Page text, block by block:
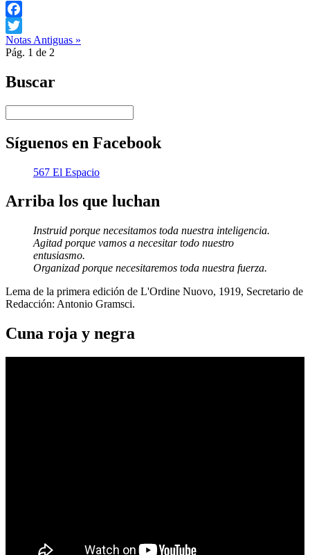
Facebook
Twitter
Notas Antiguas »
Pág. 1 de 2
Buscar
Síguenos en Facebook
567 El Espacio
Arriba los que luchan
Instruid porque necesitamos toda nuestra inteligencia.
Agitad porque vamos a necesitar todo nuestro
entusiasmo.
Organizad porque necesitaremos toda nuestra fuerza.
Lema de la primera edición de L'Ordine Nuovo, 1919, Secretario de
Redacción: Antonio Gramsci.
Cuna roja y negra